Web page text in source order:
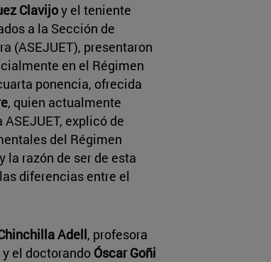
Clavijoy el teniente
a la Sección de
(ASEJUET), presentaron
en el Régimen
ponencia, ofrecida
, quien actualmente
explicó de
del Régimen
razón de ser de esta
diferencias entre el
Adell, profesora
el doctorando Óscar Goñi